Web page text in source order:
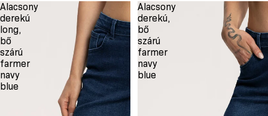
Alacsony
derekú
long,
bő
szárú
farmer
navy
blue
Alacsony
derekú,
bő
szárú
farmer
navy
blue